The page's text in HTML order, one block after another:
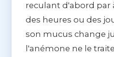
reculant d'abord par
des heures ou des
son mucus change
l'anémone ne le